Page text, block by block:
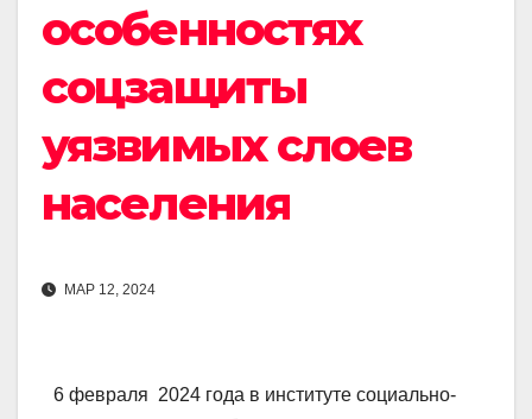
особенностях
соцзащиты
уязвимых слоев
населения
МАР 12, 2024
6 февраля 2024 года в институте социально-